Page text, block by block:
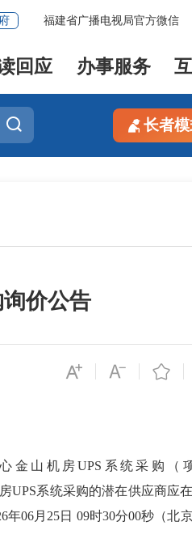
福建省广播电视局官方微信
回应 办事服务
长者
价公告
山机房UPS系统采购（
UPS系统采购的潜在供应商应
06月25日 09时30分00秒（北